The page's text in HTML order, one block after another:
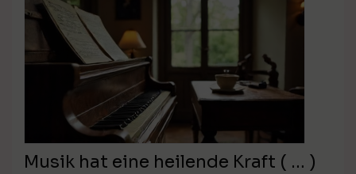
Musik hat eine heilende Kraft ( … )